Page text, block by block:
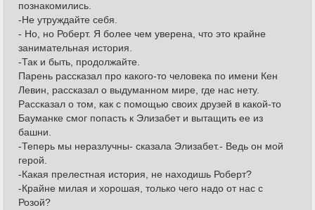
познакомились.
-Не утруждайте себя.
- Но, но Роберт. Я более чем уверена, что это крайне
занимательная история.
-Так и быть, продолжайте.
Парень рассказал про какого-то человека по имени Кен
Левин, рассказал о выдуманном мире, где нас нету.
Рассказал о том, как с помощью своих друзей в какой-то
Бауманке смог попасть к Элизабет и вытащить ее из
башни.
-Теперь мы неразлучны- сказала Элизабет.- Ведь он мой
герой.
-Какая прелестная история, не находишь Роберт?
-Крайне милая и хорошая, только чего надо от нас с
Розой?